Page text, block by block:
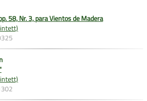
58, Nr. 3, para Vientos de Madera